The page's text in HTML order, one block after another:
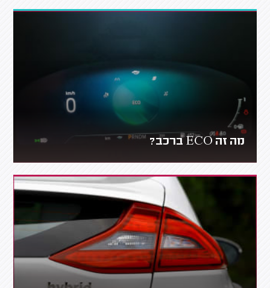
מה זה ECO ברכב?